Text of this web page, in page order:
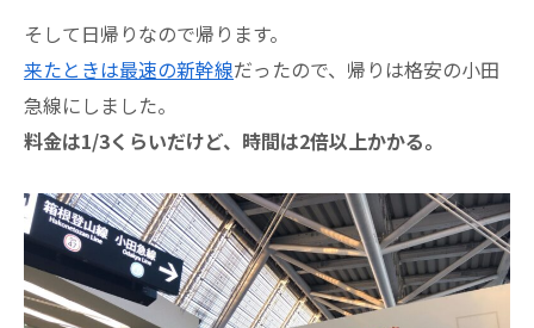
そして日帰りなので帰ります。
来たときは最速の新幹線だったので、帰りは格安の小田
急線にしました。
料金は1/3くらいだけど、時間は2倍以上かかる。